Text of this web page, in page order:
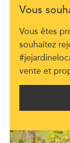
Vous
Vous êtes
souhaitez
vente et